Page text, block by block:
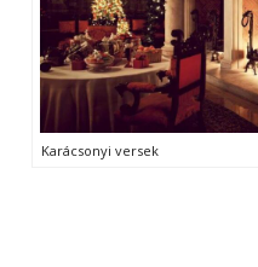
Karácsonyi versek